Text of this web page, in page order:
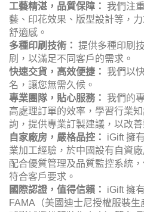
工藝精湛，品質保障： 我們注
藝、印花效果、版型設計等，
舒適感。
多種印刷技術： 提供多種印刷
刷，以滿足不同客戶的需求。
快速交貨，高效便捷： 我們以
名，讓您無需久候。
專業團隊，貼心服務： 我們的
高處理訂單的效率，學習行業
詢，提供專業訂製建議，以改善
自家廠房，嚴格品控：
iGift 擁
業加工經驗，於中國設有自資
配合優質管理及品質監控系統
符合客戶要求。
國際認證，值得信賴：
iGift 擁
FAMA（美國迪士尼授權服裝